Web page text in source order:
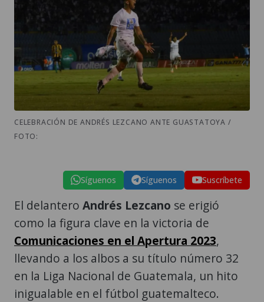
CELEBRACIÓN DE ANDRÉS LEZCANO ANTE GUASTATOYA /
FOTO:
Síguenos Síguenos Suscríbete
El delantero Andrés Lezcano se erigió
como la figura clave en la victoria de
Comunicaciones en el Apertura 2023,
llevando a los albos a su título número 32
en la Liga Nacional de Guatemala, un hito
inigualable en el fútbol guatemalteco.